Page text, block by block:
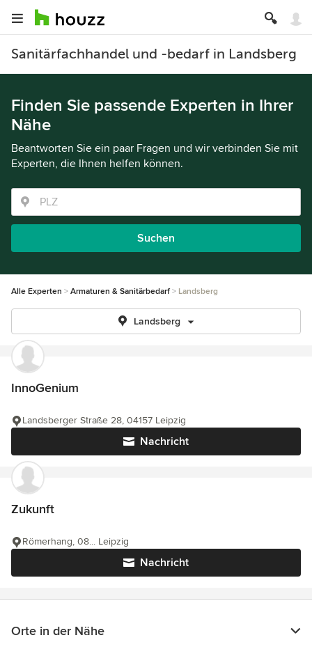
Sanitärfachhandel und -bedarf in Landsberg
Finden Sie passende Experten in Ihrer
Nähe
Beantworten Sie ein paar Fragen und wir verbinden Sie mit
Experten, die Ihnen helfen können.
Suchen
Alle Experten Armaturen & Sanitärbedarf Landsberg
Landsberg
InnoGenium
Nachricht
Landsberger Straße 28, 04157 Leipzig
Zukunft
Nachricht
Römerhang, 08... Leipzig
Orte in der Nähe